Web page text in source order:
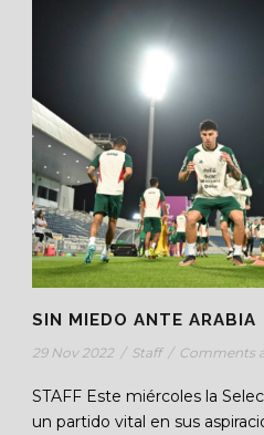
SIN MIEDO ANTE ARABIA
29 Nov 2022 / Staff / Comments
STAFF Este miércoles la
un partido vital en sus